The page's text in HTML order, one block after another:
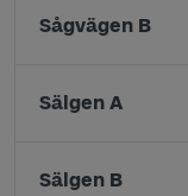
Sågvägen B
Sälgen A
Sälgen B